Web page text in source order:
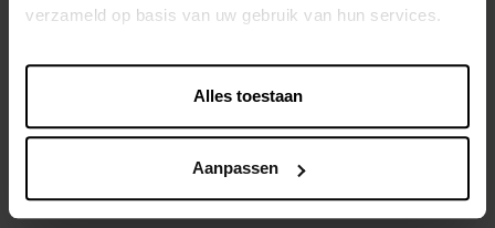
verzameld op basis van uw gebruik van hun services.
Alles toestaan
Aanpassen